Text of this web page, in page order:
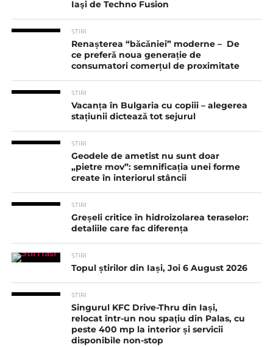
Iaşi de Techno Fusion
STIRI
Renașterea “băcăniei” moderne – De
ce preferă noua generație de
consumatori comerțul de proximitate
STIRI
Vacanța în Bulgaria cu copiii – alegerea
stațiunii dictează tot sejurul
STIRI
Geodele de ametist nu sunt doar
„pietre mov”: semnificația unei forme
create în interiorul stâncii
STIRI
Greșeli critice în hidroizolarea teraselor:
detaliile care fac diferența
STIRI
Topul știrilor din Iași, Joi 6 August 2026
STIRI
Singurul KFC Drive-Thru din Iași,
relocat într-un nou spaţiu din Palas, cu
peste 400 mp la interior și servicii
disponibile non-stop